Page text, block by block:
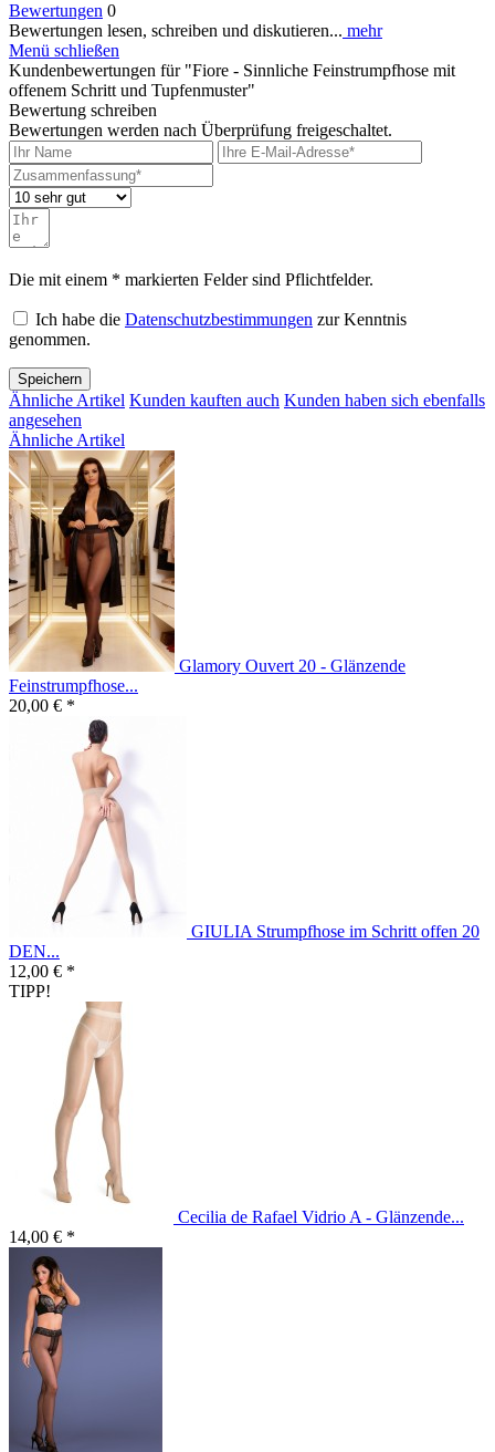
Bewertungen 0
Bewertungen lesen, schreiben und diskutieren... mehr
Menü schließen
Kundenbewertungen für "Fiore - Sinnliche Feinstrumpfhose mit
offenem Schritt und Tupfenmuster"
Bewertung schreiben
Bewertungen werden nach Überprüfung freigeschaltet.
Die mit einem * markierten Felder sind Pflichtfelder.
Ich habe die Datenschutzbestimmungen zur Kenntnis
genommen.
Speichern
Ähnliche Artikel Kunden kauften auch Kunden haben sich ebenfalls
angesehen
Ähnliche Artikel
Glamory Ouvert 20 - Glänzende
Feinstrumpfhose...
20,00 € *
GIULIA Strumpfhose im Schritt offen 20
DEN...
12,00 € *
TIPP!
Cecilia de Rafael Vidrio A - Glänzende...
14,00 € *